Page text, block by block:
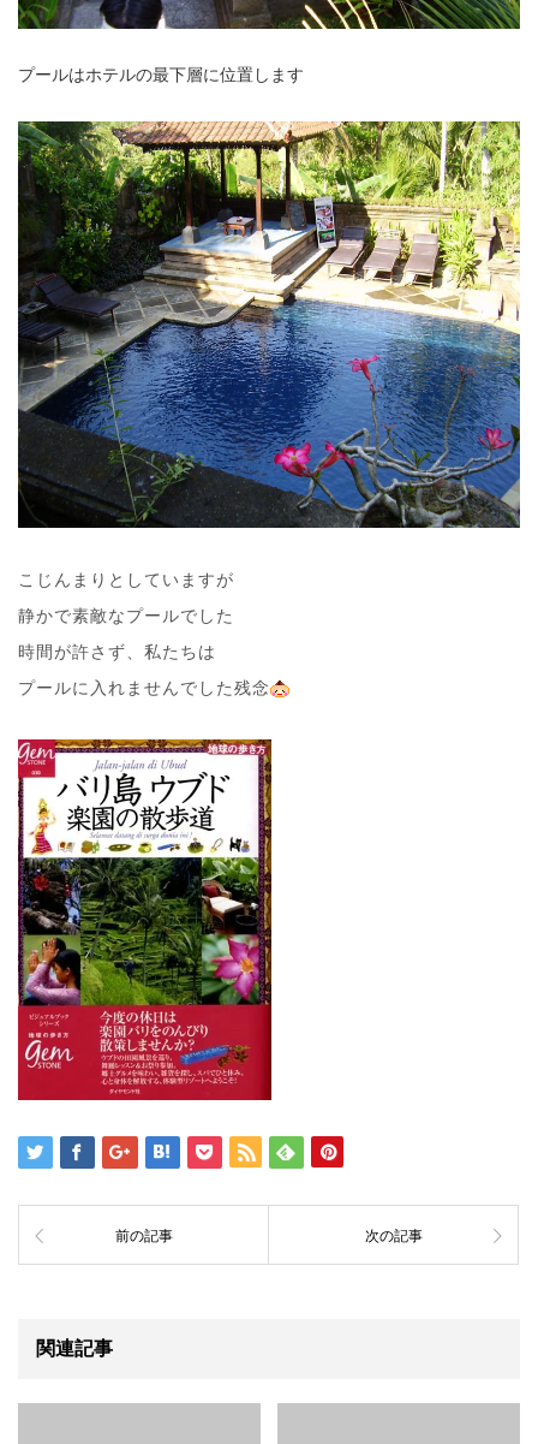
プールはホテルの最下層に位置します
こじんまりとしていますが
静かで素敵なプールでした
時間が許さず、私たちは
プールに入れませんでした残念
前の記事 次の記事
関連記事